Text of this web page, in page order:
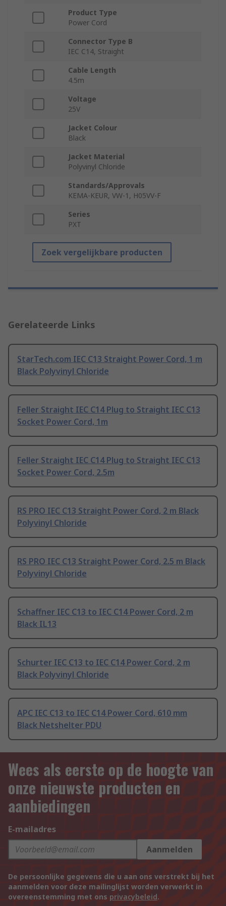
Product Type
Power Cord
Connector Type B
IEC C14, Straight
Cable Length
4.5m
Voltage
25V
Jacket Colour
Black
Jacket Material
Polyvinyl Chloride
Standards/Approvals
KEMA-KEUR, VW-1, H05VV-F
Series
PXT
Zoek vergelijkbare producten
Gerelateerde Links
StarTech.com IEC C13 Straight Power Cord, 1 m
Black Polyvinyl Chloride
Feller Straight IEC C14 Plug to Straight IEC C13
Socket Power Cord, 1m
Feller Straight IEC C14 Plug to Straight IEC C13
Socket Power Cord, 2.5m
RS PRO IEC C13 Straight Power Cord, 2 m Black
Polyvinyl Chloride
RS PRO IEC C13 Straight Power Cord, 2.5 m Black
Polyvinyl Chloride
Schaffner IEC C13 to IEC C14 Power Cord, 2 m
Black IL13
Schurter IEC C13 to IEC C14 Power Cord, 2 m
Black Polyvinyl Chloride
APC IEC C13 to IEC C14 Power Cord, 610 mm
Black Netshelter PDU
Wees als eerste op de hoogte van
onze nieuwste producten en
aanbiedingen
E-mailadres
Aanmelden
De persoonlijke gegevens die u aan ons verstrekt bij het
aanmelden voor deze mailinglijst worden verwerkt in
overeenstemming met ons privacybeleid.